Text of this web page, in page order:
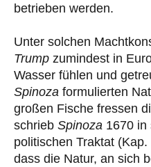
betrieben werden.
Unter solchen
Trump zumindest in
Wasser fühlen und
Spinoza formulierten
großen Fische fressen
schrieb Spinoza 1670 in
politischen Traktat
dass die Natur, an sich